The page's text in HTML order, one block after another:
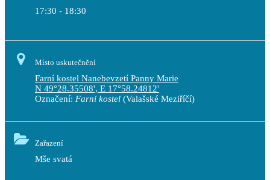
17:30 - 18:30
Místo uskutečnění
Farní kostel Nanebevzetí Panny Marie
N 49°28.35508', E 17°58.24812'
Označení: Farní kostel (Valašské Meziříčí)
Zařazení
Mše svatá